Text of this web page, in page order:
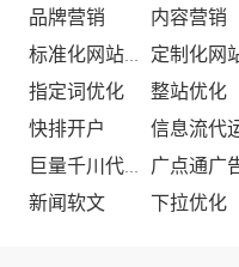
品牌营销 内容营销
指定词优化 整站优化
快排开户
新闻软文
下拉优化